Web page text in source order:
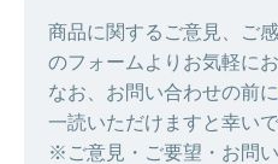
商品に関するご意見、ご
のフォームよりお気軽に
なお、お問い合わせの前に
一読いただけますと幸いで
※ご意見・ご要望・お問